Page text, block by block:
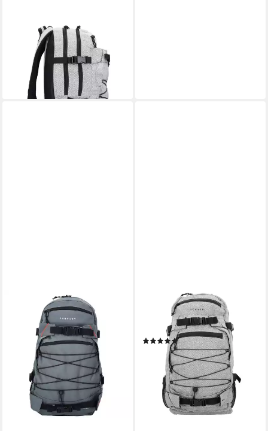
FORVERT
Daypack New Laptop Louis,
Polyester
79,99 €
lieferbar - in 2-3 Werktagen bei dir
FORVERT
Wanderrucksack Backpack,
Polyester
(1)
46,99 € UVP69,99 €
lieferbar - in 2-3 Werktagen bei dir